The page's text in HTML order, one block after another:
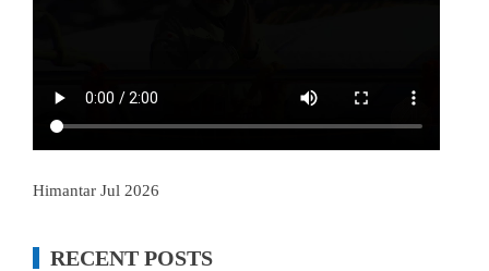
Himantar Jul 2026
RECENT POSTS